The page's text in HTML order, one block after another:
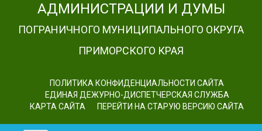
АДМИНИСТРАЦИИ И ДУМЫ
ПОГРАНИЧНОГО МУНИЦИПАЛЬНОГО ОКРУГА
ПРИМОРСКОГО КРАЯ
ПОЛИТИКА КОНФИДЕНЦИАЛЬНОСТИ САЙТА
ЕДИНАЯ ДЕЖУРНО-ДИСПЕТЧЕРСКАЯ СЛУЖБА
КАРТА САЙТА
ПЕРЕЙТИ НА СТАРУЮ ВЕРСИЮ САЙТА